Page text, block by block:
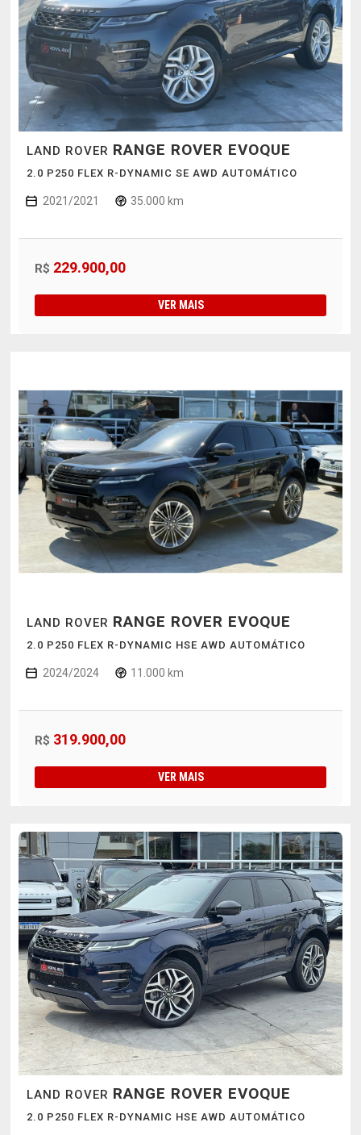
LAND ROVER RANGE ROVER EVOQUE
2.0 P250 FLEX R-DYNAMIC SE AWD AUTOMÁTICO
2021/2021 35.000 km
R$ 229.900,00
VER MAIS
LAND ROVER RANGE ROVER EVOQUE
2.0 P250 FLEX R-DYNAMIC HSE AWD AUTOMÁTICO
2024/2024 11.000 km
R$ 319.900,00
VER MAIS
LAND ROVER RANGE ROVER EVOQUE
2.0 P250 FLEX R-DYNAMIC HSE AWD AUTOMÁTICO